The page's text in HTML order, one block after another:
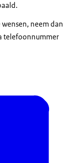
neem dan
telefoonnummer